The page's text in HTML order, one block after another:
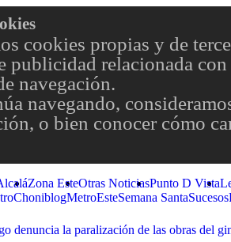
cookies propias y de
publicidad relacionada
navegación.
navegando,
o bien conocer cómo
Zona EsteOtras NoticiasPunto D Vista
ChoniblogMetroEsteSemana SantaSucesos
denuncia la paralización de las obras del